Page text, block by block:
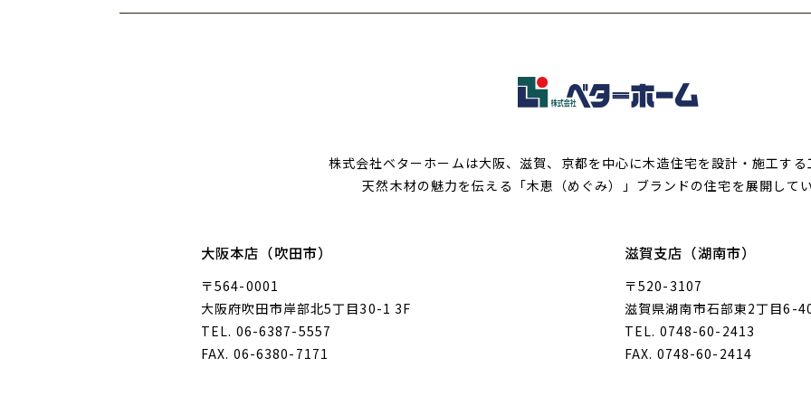
株式会社ベターホームは大阪、滋賀、京都を中心に木造住宅を設計・施工する
天然木材の魅力を伝える「木恵（めぐみ）」ブランドの住宅を展開してい
大阪本店（吹田市）
〒564-0001
大阪府吹田市岸部北5丁目30-1 3F
TEL. 06-6387-5557
FAX. 06-6380-7171
滋賀支店（湖南市）
〒520-3107
滋賀県湖南市石部東2丁目6-
TEL. 0748-60-2413
FAX. 0748-60-2414